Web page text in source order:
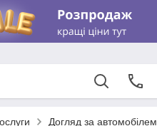
Догляд за автомобілем.